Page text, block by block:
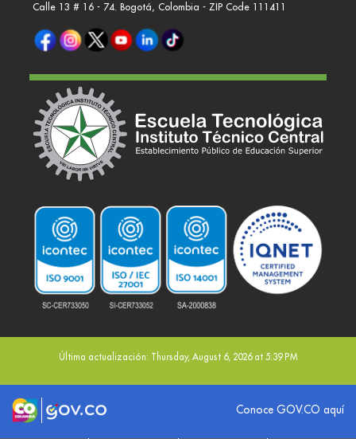
Calle 13 # 16 - 74. Bogotá, Colombia - ZIP Code 111411
Última actualización: Thursday, August 6, 2026 at 5:39 PM
Logo marca ColombiaLogo Gobierno de ColombiaConoce GOV.CO aquí